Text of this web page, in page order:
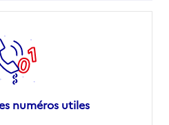
numéros utiles